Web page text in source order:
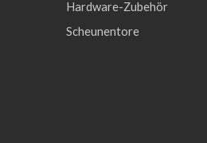
Hardware-Zubehör
Scheunentore